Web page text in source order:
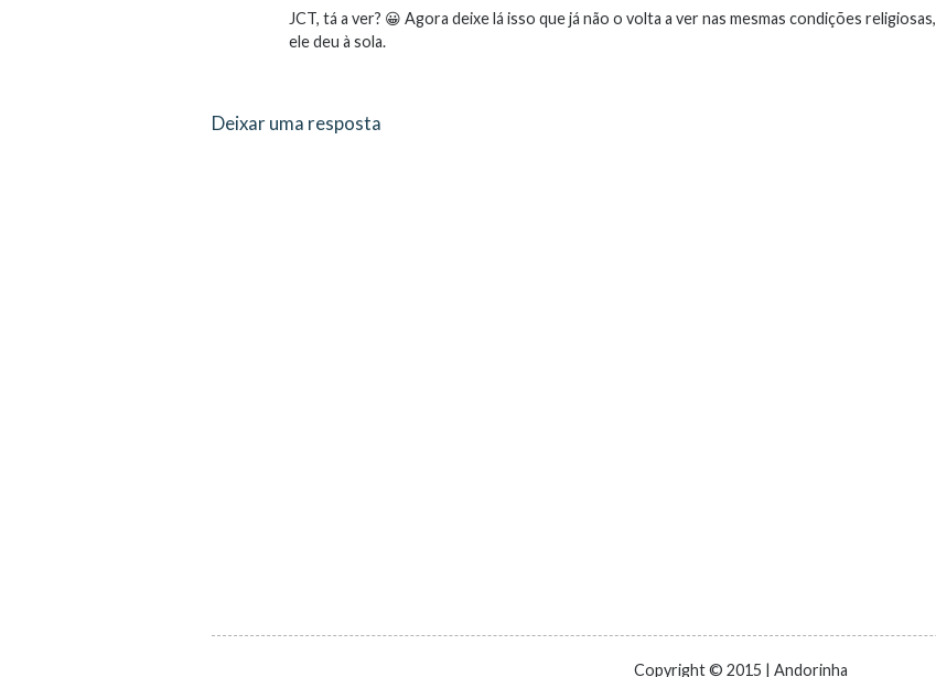
JCT, tá a ver? 😀 Agora deixe lá isso que já não o volta a ver nas mesmas condições religiosas,
ele deu à sola.
Deixar uma resposta
Copyright © 2015 | Andorinha